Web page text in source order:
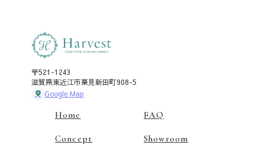
〒521-1243
滋賀県東近江市栗見新田町908-5
Google Map
Home
Concept
FAQ
Showroom